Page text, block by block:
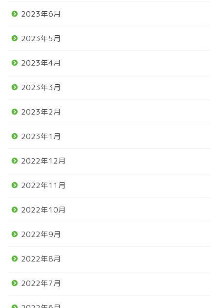
2023年6月
2023年5月
2023年4月
2023年3月
2023年2月
2023年1月
2022年12月
2022年11月
2022年10月
2022年9月
2022年8月
2022年7月